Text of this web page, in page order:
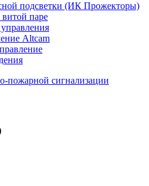
подсветки (ИК Прожекторы)
витой паре
Altcam
пожарной сигнализации